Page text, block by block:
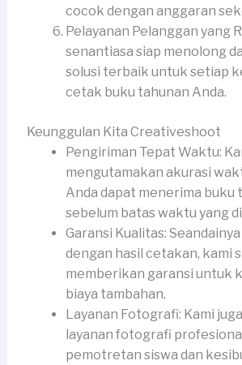
cocok dengan anggaran
Pelayanan Pelanggan yang
senantiasa siap menolong
solusi terbaik untuk setiap
cetak buku tahunan Anda.
Keunggulan Kita Creativeshoot
Pengiriman Tepat Waktu:
mengutamakan akurasi
Anda dapat menerima buku
sebelum batas waktu yang
Garansi Kualitas:
dengan hasil cetakan, kami
memberikan garansi untuk
biaya tambahan.
Layanan Fotografi: Kami
layanan fotografi
pemotretan siswa dan